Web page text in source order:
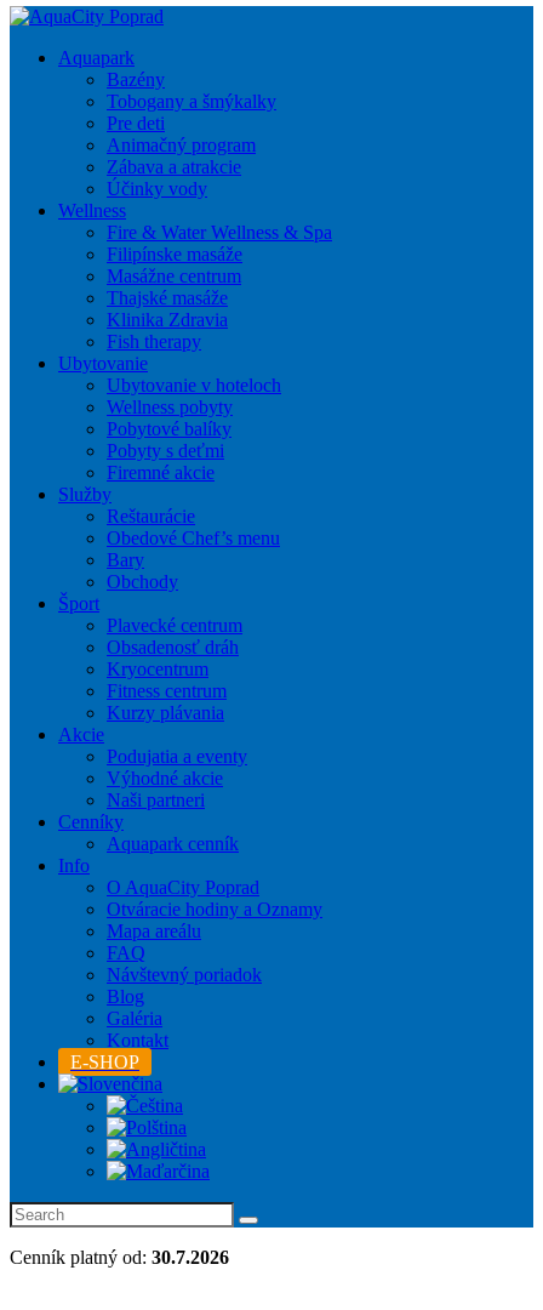
Aquapark
Bazény
Tobogany a šmýkalky
Pre deti
Animačný program
Zábava a atrakcie
Účinky vody
Wellness
Fire & Water Wellness & Spa
Filipínske masáže
Masážne centrum
Thajské masáže
Klinika Zdravia
Fish therapy
Ubytovanie
Ubytovanie v hoteloch
Wellness pobyty
Pobytové balíky
Pobyty s deťmi
Firemné akcie
Služby
Reštaurácie
Obedové Chef’s menu
Bary
Obchody
Šport
Plavecké centrum
Obsadenosť dráh
Kryocentrum
Fitness centrum
Kurzy plávania
Akcie
Podujatia a eventy
Výhodné akcie
Naši partneri
Cenníky
Aquapark cenník
Info
O AquaCity Poprad
Otváracie hodiny a Oznamy
Mapa areálu
FAQ
Návštevný poriadok
Blog
Galéria
Kontakt
E-SHOP
Cenník platný od: 30.7.2026